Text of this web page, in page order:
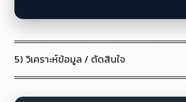
5) วิเคราะห์ข้อมูล / ตัดสินใจ